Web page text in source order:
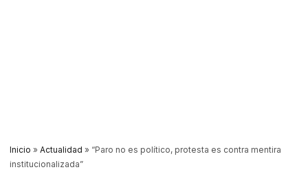
Inicio » Actualidad » “Paro no es político, protesta es contra mentira
institucionalizada”